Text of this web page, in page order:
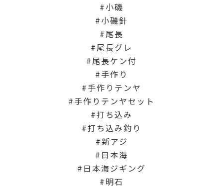
小磯
小磯針
尾長
尾長グレ
尾長ケン付
手作り
手作りテンヤ
手作りテンヤセット
打ち込み
打ち込み釣り
新アジ
日本海
日本海ジギング
明石